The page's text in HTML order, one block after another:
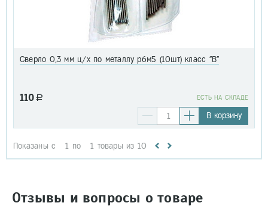
Сверло 0,3 мм ц/х по металлу р6м5 (10шт) класс "В"
110 a EСТЬ НА СКЛАДЕ
В корзину
Показаны с 1 по 1 товары из 10
Отзывы и вопросы о товаре